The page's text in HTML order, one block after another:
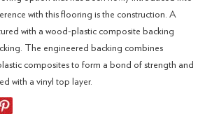
with this flooring is the construction. A
with a wood-plastic composite backing
The engineered backing combines
composites to form a bond of strength and
with a vinyl top layer.